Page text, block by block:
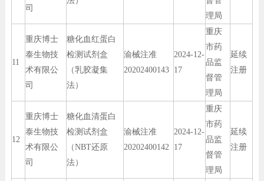
司
理局
11
重庆博士
泰生物技
术有限公
司
糖化血红蛋白
检测试剂盒
（乳胶凝集
法）
渝械注准
20202400143
2024-12-
17
重庆
市药
品监
督管
理局
延续
注册
12
重庆博士
泰生物技
术有限公
司
糖化血清蛋白
检测试剂盒
（NBT还原
法）
渝械注准
20202400142
2024-12-
17
重庆
市药
品监
督管
理局
延续
注册